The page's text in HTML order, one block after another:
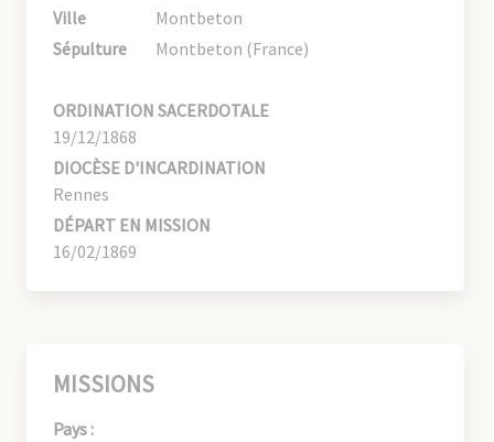
Ville
Montbeton
Sépulture
Montbeton (France)
ORDINATION SACERDOTALE
19/12/1868
DIOCÈSE D'INCARDINATION
Rennes
DÉPART EN MISSION
16/02/1869
MISSIONS
Pays :